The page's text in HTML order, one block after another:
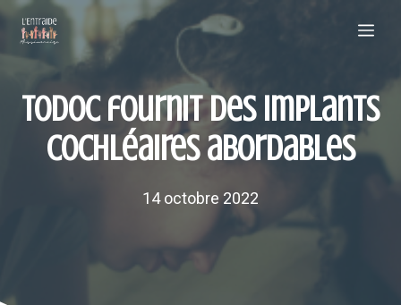
Aller
contenu
TODOC fournit des implants
cochléaires abordables
14 octobre 2022